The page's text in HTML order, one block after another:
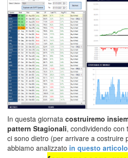
In questa giornata costruiremo
pattern Stagionali, condividendo con
ci sono dietro (per arrivare a costruire
abbiamo analizzato in questo articolo